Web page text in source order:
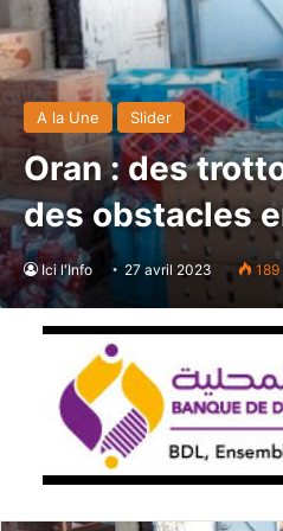
A la Une Slider
Oran : des
des obstacles
Ici l'Info 27 avril 2023 189